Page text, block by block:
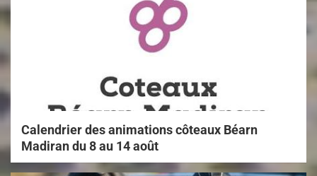
Calendrier des animations côteaux Béarn
Madiran du 8 au 14 août